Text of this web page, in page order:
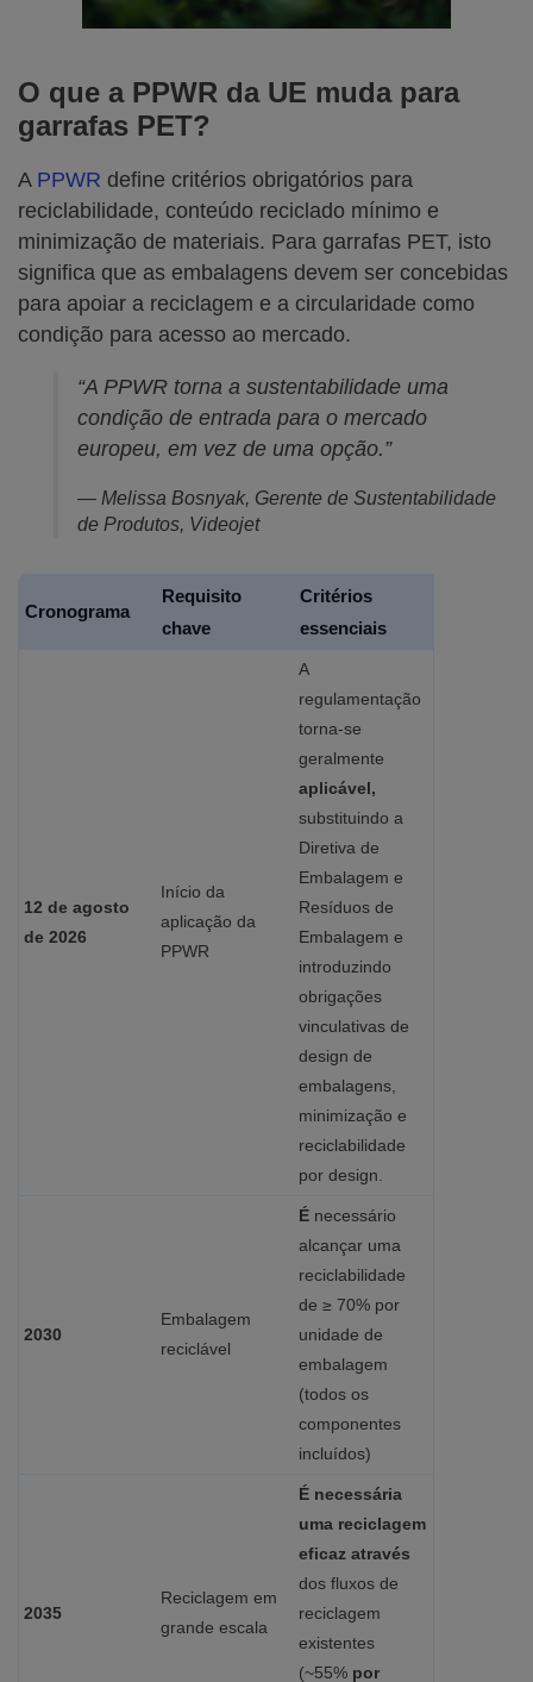
O que a PPWR da UE muda para
garrafas PET?
A PPWR define critérios obrigatórios para
reciclabilidade, conteúdo reciclado mínimo e
minimização de materiais. Para garrafas PET, isto
significa que as embalagens devem ser concebidas
para apoiar a reciclagem e a circularidade como
condição para acesso ao mercado.
“A PPWR torna a sustentabilidade uma
condição de entrada para o mercado
europeu, em vez de uma opção.”
— Melissa Bosnyak, Gerente de Sustentabilidade
de Produtos, Videojet
Cronograma
Requisito
chave
Critérios
essenciais
12 de agosto
de 2026
Início da
aplicação da
PPWR
A
regulamentação
torna-se
geralmente
aplicável,
substituindo a
Diretiva de
Embalagem e
Resíduos de
Embalagem e
introduzindo
obrigações
vinculativas de
design de
embalagens,
minimização e
reciclabilidade
por design.
2030
Embalagem
reciclável
É necessário
alcançar uma
reciclabilidade
de ≥ 70% por
unidade de
embalagem
(todos os
componentes
incluídos)
2035
Reciclagem em
grande escala
É necessária
uma reciclagem
eficaz através
dos fluxos de
reciclagem
existentes
(~55% por